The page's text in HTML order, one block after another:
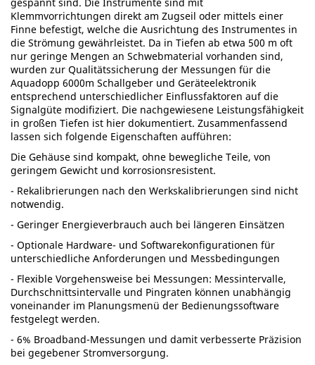
Klemmvorrichtungen direkt am Zugseil oder mittels einer
Finne befestigt, welche die Ausrichtung des Instrumentes in
die Strömung gewährleistet. Da in Tiefen ab etwa 500 m oft
nur geringe Mengen an Schwebmaterial vorhanden sind,
wurden zur Qualitätssicherung der Messungen für die
Aquadopp 6000m Schallgeber und Geräteelektronik
entsprechend unterschiedlicher Einflussfaktoren auf die
Signalgüte modifiziert. Die nachgewiesene Leistungsfähigkeit
in großen Tiefen ist hier dokumentiert. Zusammenfassend
lassen sich folgende Eigenschaften aufführen:
Die Gehäuse sind kompakt, ohne bewegliche Teile, von
geringem Gewicht und korrosionsresistent.
- Rekalibrierungen nach den Werkskalibrierungen sind nicht
notwendig.
- Geringer Energieverbrauch auch bei längeren Einsätzen
- Optionale Hardware- und Softwarekonfigurationen für
unterschiedliche Anforderungen und Messbedingungen
- Flexible Vorgehensweise bei Messungen: Messintervalle,
Durchschnittsintervalle und Pingraten können unabhängig
voneinander im Planungsmenü der Bedienungssoftware
festgelegt werden.
- 6% Broadband-Messungen und damit verbesserte Präzision
bei gegebener Stromversorgung.